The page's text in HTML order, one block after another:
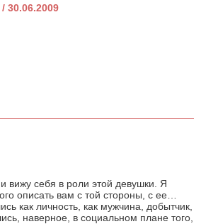
30.06.2009
вижу себя в роли этой девушки. Я
описать вам с той стороны, с ее…
как личность, как мужчина, добытчик,
наверное, в социальном плане того,